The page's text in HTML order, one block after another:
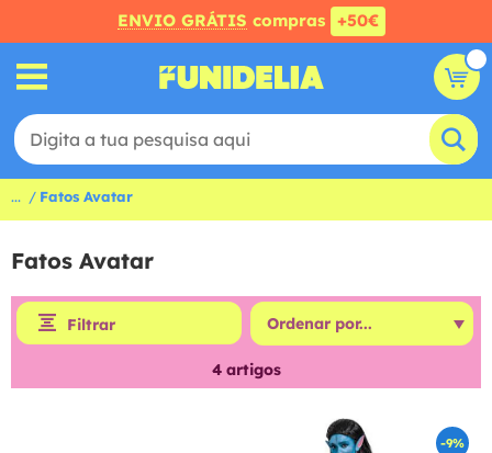
ENVIO GRÁTIS compras +50€
... Fatos Avatar
Fatos Avatar
Filtrar
4artigos
-9%